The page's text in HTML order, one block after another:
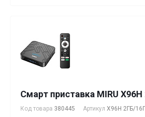
Смарт приставка MIRU
Код товара 380445 Артикул X96H 2ГБ/